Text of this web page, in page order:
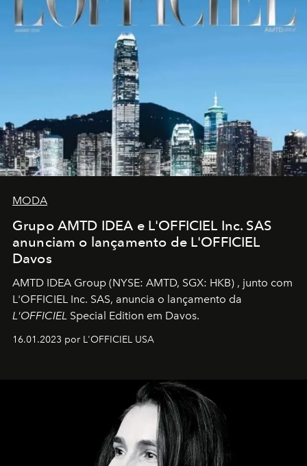
MODA
Grupo AMTD IDEA e L'OFFICIEL Inc. SAS
anunciam o lançamento de L'OFFICIEL
Davos
AMTD IDEA Group (NYSE: AMTD, SGX: HKB) , junto com
L'OFFICIEL Inc. SAS, anuncia o lançamento da
L'OFFICIEL Special Edition em Davos.
16.01.2023 por L'OFFICIEL USA